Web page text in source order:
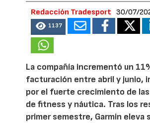
Redacción Tradesport 30/07/
1137
La compañía incrementó un
facturación entre abril y junio,
por el fuerte crecimiento de
de fitness y náutica. Tras los
primer semestre, Garmin eleva